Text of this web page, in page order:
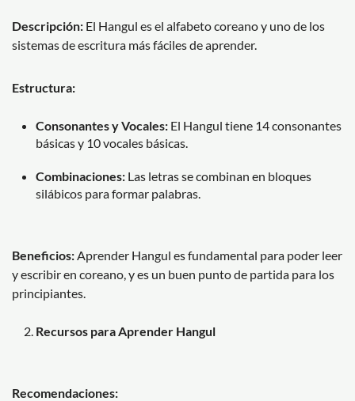
Descripción: El Hangul es el alfabeto coreano y uno de los
sistemas de escritura más fáciles de aprender.
Estructura:
Consonantes y Vocales: El Hangul tiene 14 consonantes
básicas y 10 vocales básicas.
Combinaciones: Las letras se combinan en bloques
silábicos para formar palabras.
Beneficios: Aprender Hangul es fundamental para poder leer
y escribir en coreano, y es un buen punto de partida para los
principiantes.
Recursos para Aprender Hangul
Recomendaciones: